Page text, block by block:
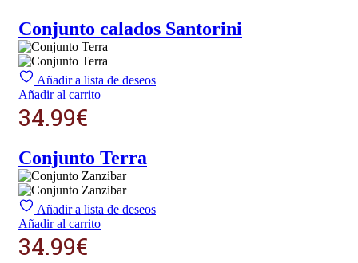
Conjunto calados Santorini
Añadir a lista de deseos
Añadir al carrito
34.99€
Conjunto Terra
Añadir a lista de deseos
Añadir al carrito
34.99€